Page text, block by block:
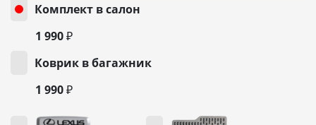
Комплект в салон
1 990 ₽
Коврик в багажник
1 990 ₽